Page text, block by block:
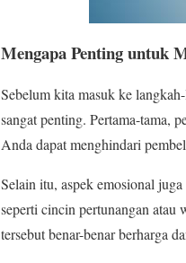
Mengapa Penting untuk
Sebelum kita masuk ke
sangat penting. Pertama-tama,
Anda dapat menghindari
Selain itu, aspek emosional
seperti cincin pertunangan atau
tersebut benar-benar berharga